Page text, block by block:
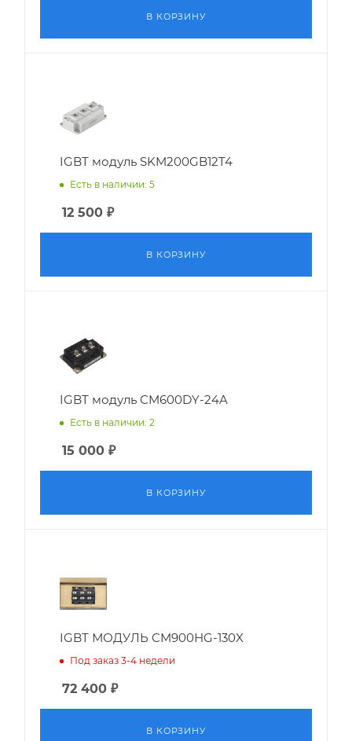
В КОРЗИНУ
IGBT модуль SKM200GB12T4
Есть в наличии: 5
12 500 ₽
В КОРЗИНУ
IGBT модуль CM600DY-24A
Есть в наличии: 2
15 000 ₽
В КОРЗИНУ
IGBT МОДУЛЬ CM900HG-130X
Под заказ 3-4 недели
72 400 ₽
В КОРЗИНУ